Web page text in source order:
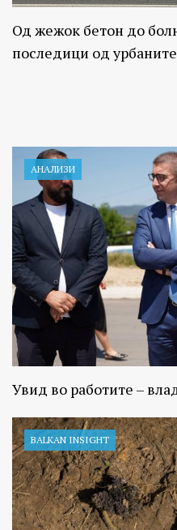
Од жежок бетон до
последици од
АНАЛИЗИ
Увид во работите –
BALKAN INSIGHT